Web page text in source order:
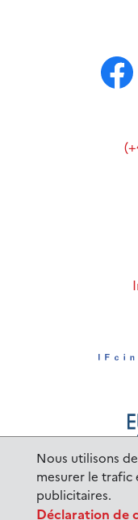
Nous utilisons
mesurer le trafic
publicitaires.
Déclaration de
© 2023